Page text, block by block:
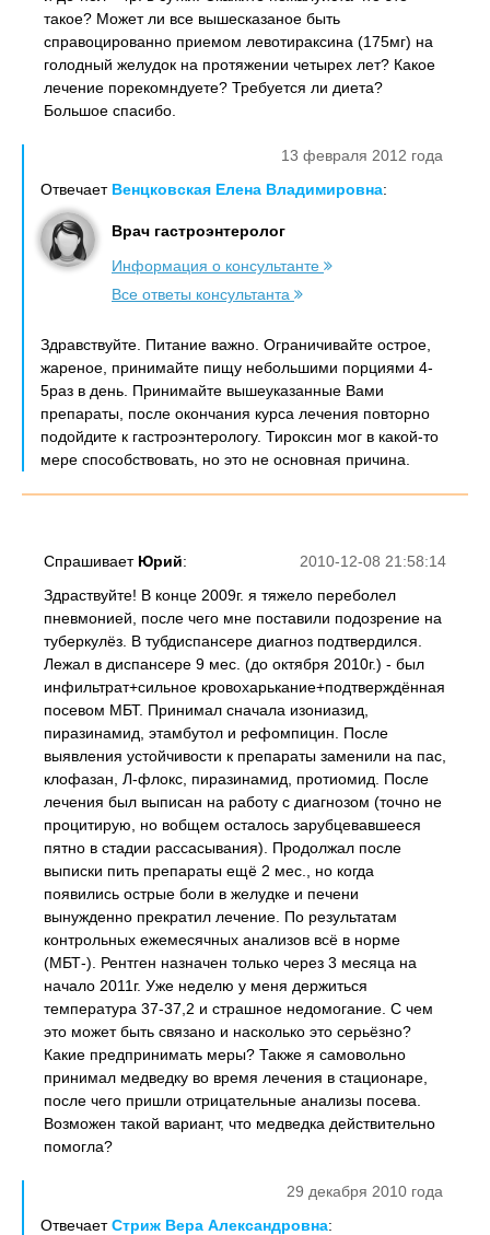
такое? Может ли все вышесказаное быть
справоцированно приемом левотираксина (175мг) на
голодный желудок на протяжении четырех лет? Какое
лечение порекомндуете? Требуется ли диета?
Большое спасибо.
13 февраля 2012 года
Отвечает Венцковская Елена Владимировна:
Врач гастроэнтеролог
Информация о консультанте
Все ответы консультанта
Здравствуйте. Питание важно. Ограничивайте острое,
жареное, принимайте пищу небольшими порциями 4-
5раз в день. Принимайте вышеуказанные Вами
препараты, после окончания курса лечения повторно
подойдите к гастроэнтерологу. Тироксин мог в какой-то
мере способствовать, но это не основная причина.
2010-12-08 21:58:14
Спрашивает Юрий:
Здраствуйте! В конце 2009г. я тяжело переболел
пневмонией, после чего мне поставили подозрение на
туберкулёз. В тубдиспансере диагноз подтвердился.
Лежал в диспансере 9 мес. (до октября 2010г.) - был
инфильтрат+сильное кровохарькание+подтверждённая
посевом МБТ. Принимал сначала изониазид,
пиразинамид, этамбутол и рефомпицин. После
выявления устойчивости к препараты заменили на пас,
клофазан, Л-флокс, пиразинамид, протиомид. После
лечения был выписан на работу с диагнозом (точно не
процитирую, но вобщем осталось зарубцевавшееся
пятно в стадии рассасывания). Продолжал после
выписки пить препараты ещё 2 мес., но когда
появились острые боли в желудке и печени
вынужденно прекратил лечение. По результатам
контрольных ежемесячных анализов всё в норме
(МБТ-). Рентген назначен только через 3 месяца на
начало 2011г. Уже неделю у меня держиться
температура 37-37,2 и страшное недомогание. С чем
это может быть связано и насколько это серьёзно?
Какие предпринимать меры? Также я самовольно
принимал медведку во время лечения в стационаре,
после чего пришли отрицательные анализы посева.
Возможен такой вариант, что медведка действительно
помогла?
29 декабря 2010 года
ОтвечаетСтриж Вера Александровна: